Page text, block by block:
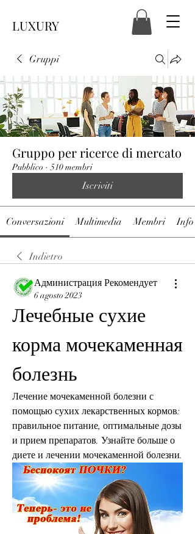
LUXURY
Gruppi
Gruppo per ricerce di mercato
Pubblico · 510 membri
Iscriviti
Conversazioni Multimedia Membri Info
Indietro
Администрация Рекомендует
6 agosto 2023
Лечебные сухие
корма мочекаменная
болезнь
Лечение мочекаменной болезни с
помощью сухих лекарственных кормов:
правильное питание, оптимальные дозы
и прием препаратов. Узнайте больше о
диете и лечении мочекаменной болезни.